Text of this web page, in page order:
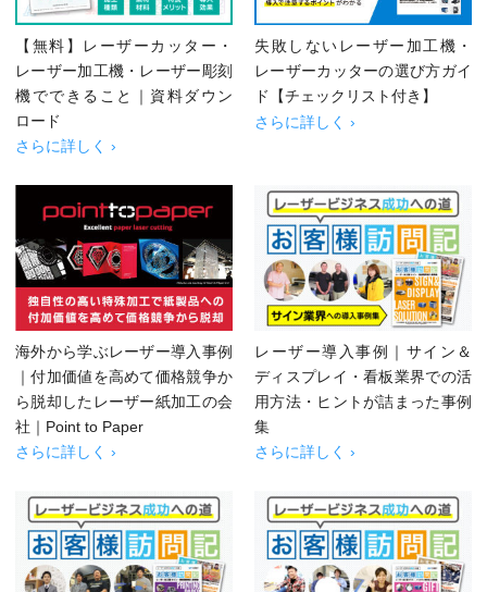
【無料】レーザーカッター・
レーザー加工機・レーザー彫刻
機でできること｜資料ダウン
ロード
さらに詳しく ›
失敗しないレーザー加工機・
レーザーカッターの選び方ガイ
ド【チェックリスト付き】
さらに詳しく ›
海外から学ぶレーザー導入事例
｜付加価値を高めて価格競争か
ら脱却したレーザー紙加工の会
社｜Point to Paper
さらに詳しく ›
レーザー導入事例｜サイン＆
ディスプレイ・看板業界での活
用方法・ヒントが詰まった事例
集
さらに詳しく ›